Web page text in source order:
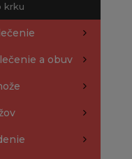
krku
a obuv